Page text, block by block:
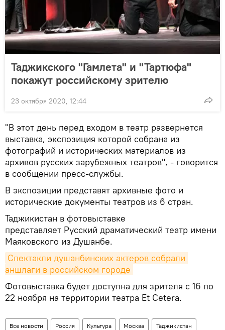
Таджикского "Гамлета" и "Тартюфа"
покажут российскому зрителю
23 октября 2020, 12:44
"В этот день перед входом в театр развернется
выставка, экспозиция которой собрана из
фотографий и исторических материалов из
архивов русских зарубежных театров", - говорится
в сообщении пресс-службы.
В экспозиции представят архивные фото и
исторические документы театров из 6 стран.
Таджикистан в фотовыставке
представляет Русский драматический театр имени
Маяковского из Душанбе.
Спектакли душанбинских актеров собрали
аншлаги в российском городе
Фотовыставка будет доступна для зрителя с 16 по
22 ноября на территории театра Et Cetera.
Все новости Россия Культура Москва Таджикистан